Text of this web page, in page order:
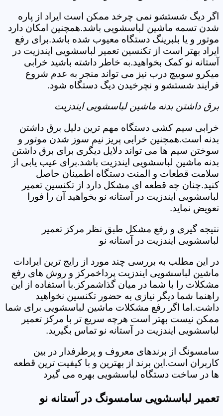
اگر دیگ شستشو نمی چرخد ممکن است ایراد از پاره
شدن تسمه ماشین لباسشویی باشد.همچنین امکان دارد
موتور و یا بلبرینگ دستگاه معیوب شده باشد.برای رفع
ایراد بهتر است از تکنسین تعمیر لباسشویی ایندزیت در
آستانه نو کمک بخواهید.به خاطر داشته باشید خرابی
میکرو سوییچ درب نیز می تواند منجر به عدم شروع
فرایند شستشو و نچرخیدن دیگ دستگاه شود.
برق داشتن بدنه ماشین لباسشویی ایندزیت
خرابی سیم کشی دستگاه مهم ترین دلیل برق داشتن
بدنه است.همچنین خرابی پریز نیم سوز شدن موتور و
سوختن سیم ها می تواند دلایل دیگری برای برق داشتن
بدنه ماشین لباسشویی ایندزیت باشد.برای عیب یابی از
سلامت قطعات و المنت دستگاه اطمینان حاصل
کنید.چنان چه قطعه ای مشکل دارد از تکنسین تعمیر
لباسشویی ایندزیت در آستانه نو بخواهید آن را فورا
تعویض نماید.
نتیجه گیری و رفع مشکل طبق نظر مرکز تعمیر
لباسشویی ایندزیت در آستانه نو
در این مطلب به بررسی چند مورد از رایج ترین ایرادات
ماشین لباسشویی ایندزیت پرداخمرکز و روش های رفع
مشکلات را با شما در میان گذاشمرکز.با استفاده از این
راهنما شما دیگر نیازی به حضور تکنسین نخواهید
داشت.اما اگر رفع مشکلات ماشین لباسشویی برای شما
ممکن نیست بهتر است هرچه سریع تر با مرکز تعمیر
لباسشویی ایندزیت در آستانه نو تماس بگیرید.
سامسونگ از برندهای معروف و پرطرفدار در بین
کاربران است.این برند از بهترین و با کیفیت ترین قطعه
ها در ساخت دستگاه لباسشویی بهره می گیرد
تعمیر لباسشویی سامسونگ در آستانه نو